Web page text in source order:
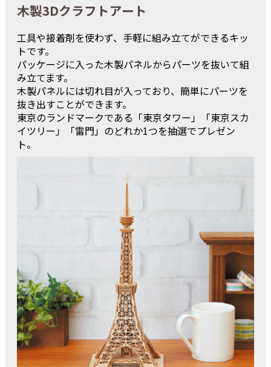
木製3Dクラフトアート
工具や接着剤を使わず、手軽に組み立てができるキッ
トです。
パッケージに入った木製パネルからパーツを抜いて組
み立てます。
木製パネルには切れ目が入っており、簡単にパーツを
抜き出すことができます。
東京のランドマークである「東京タワー」「東京スカ
イツリー」「雷門」のどれか1つを抽選でプレゼン
ト。